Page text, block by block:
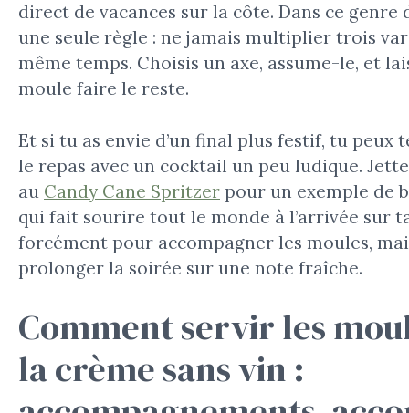
direct de vacances sur la côte. Dans ce genre
une seule règle : ne jamais multiplier trois
même temps. Choisis un axe, assume-le, et
moule faire le reste.
Et si tu as envie d’un final plus festif, tu peux
le repas avec un cocktail un peu ludique.
au Candy Cane Spritzer pour un exemple de
qui fait sourire tout le monde à l’arrivée sur
forcément pour accompagner les moules,
prolonger la soirée sur une note fraîche.
Comment servir les
la crème sans vin :